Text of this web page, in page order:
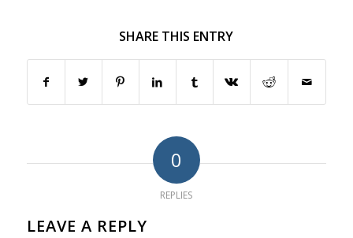
SHARE THIS ENTRY
0
REPLIES
LEAVE A REPLY